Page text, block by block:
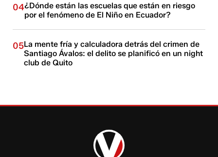
04¿Dónde están las escuelas que están en riesgo
por el fenómeno de El Niño en Ecuador?
05La mente fría y calculadora detrás del crimen de
Santiago Ávalos: el delito se planificó en un night
club de Quito